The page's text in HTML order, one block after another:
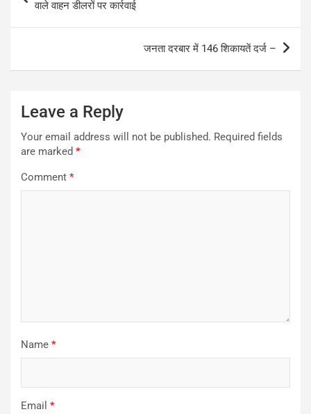
वाले वाहन डीलरों पर कार्रवाई
जनता दरबार में 146 शिकायतें दर्ज –
Leave a Reply
Your email address will not be published. Required fields
are marked *
Comment *
Name *
Email *